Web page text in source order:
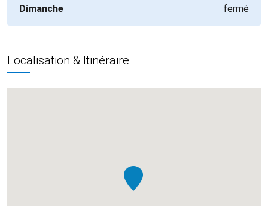
Dimanche fermé
Localisation & Itinéraire